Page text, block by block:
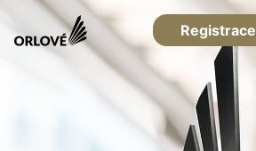
Registrace